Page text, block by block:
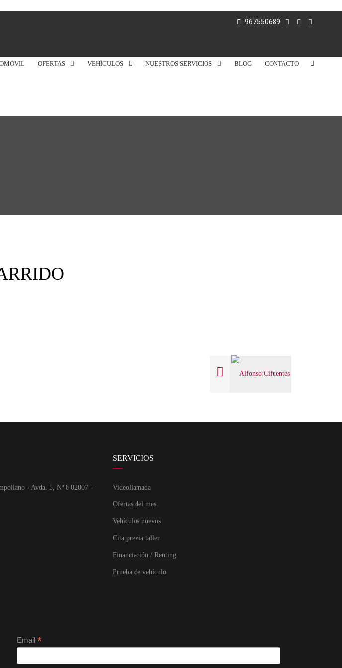
967550689
OFERTAS VEHÍCULOS NUESTROS SERVICIOS BLOG CONTACTO
- Avda. 5, Nº 8 02007 -
SERVICIOS
Videollamada
Ofertas del mes
Vehículos nuevos
Cita previa taller
Financiación / Renting
Prueba de vehículo
Email*